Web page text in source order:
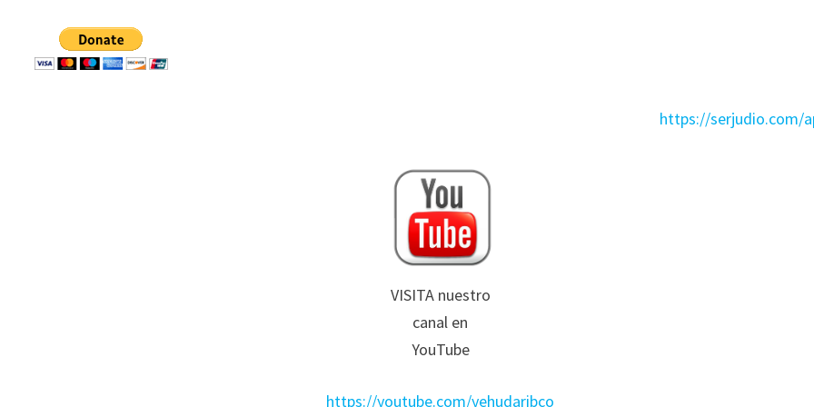
https://serjudio.com/
VISITA nuestro
canal en
YouTube
https://youtube.com/yehudaribco